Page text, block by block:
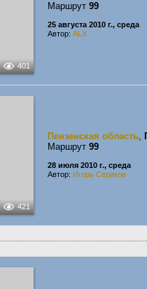
401
Маршрут 99
25 августа 2010 г., среда
Автор: ALX
421
Пензенская область,
Маршрут 99
28 июля 2010 г., среда
Автор: Игорь Сериков